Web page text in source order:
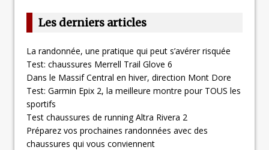
Les derniers articles
La randonnée, une pratique qui peut s’avérer risquée
Test: chaussures Merrell Trail Glove 6
Dans le Massif Central en hiver, direction Mont Dore
Test: Garmin Epix 2, la meilleure montre pour TOUS les
sportifs
Test chaussures de running Altra Rivera 2
Préparez vos prochaines randonnées avec des
chaussures qui vous conviennent